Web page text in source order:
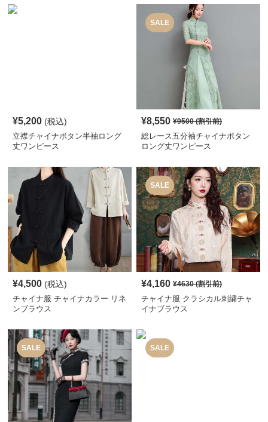
¥5,200 (税込)
立襟チャイナボタン半袖ロング
丈ワンピース
SALE
¥8,550 ¥9500(割引前)
総レース五分袖チャイナボタン
ロング丈ワンピース
¥4,500 (税込)
チャイナ服 チャイナカラー リネ
ンブラウス
SALE
¥4,160 ¥4630(割引前)
チャイナ服 クラシカル刺繍チャ
イナブラウス
SALE SALE